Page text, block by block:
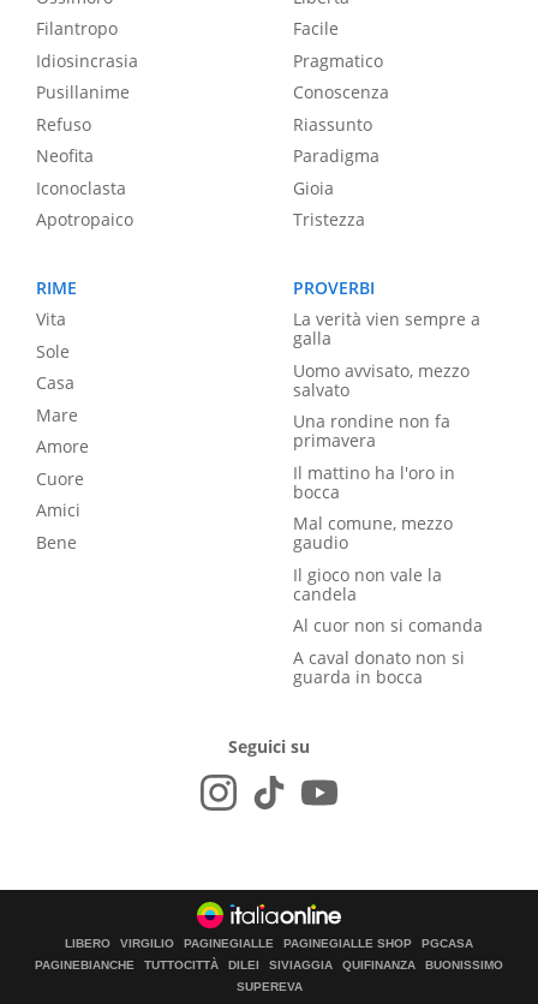
Filantropo
Idiosincrasia
Pusillanime
Refuso
Neofita
Iconoclasta
Apotropaico
Facile
Pragmatico
Conoscenza
Riassunto
Paradigma
Gioia
Tristezza
RIME
Vita
Sole
Casa
Mare
Amore
Cuore
Amici
Bene
PROVERBI
La verità vien sempre a
galla
Uomo avvisato, mezzo
salvato
Una rondine non fa
primavera
Il mattino ha l'oro in
bocca
Mal comune, mezzo
gaudio
Il gioco non vale la
candela
Al cuor non si comanda
A caval donato non si
guarda in bocca
Seguici su
LIBERO VIRGILIO PAGINEGIALLE PAGINEGIALLE SHOP
PGCASA
PAGINEBIANCHE
TUTTOCITTÀ DILEI SIVIAGGIA QUIFINANZA
BUONISSIMO
SUPEREVA